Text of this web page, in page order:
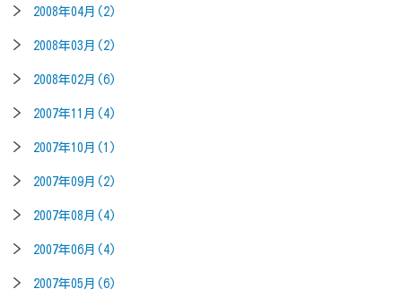
2008年04月(2)
2008年03月(2)
2008年02月(6)
2007年11月(4)
2007年10月(1)
2007年09月(2)
2007年08月(4)
2007年06月(4)
2007年05月(6)